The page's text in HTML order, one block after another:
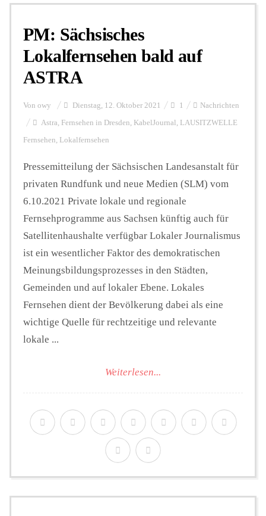
Personalien
FUNKTURM-Beiträge
Podcast
Seminare
Unterstützen
PM: Sächsisches
Lokalfernsehen bald auf
ASTRA
Von owy Dienstag, 12. Oktober 2021 1 Nachrichten
Astra, Fernsehen in Dresden, KabelJournal , LAUSITZWELLE
Fernsehen, Lokalfernsehen
Pressemitteilung der Sächsischen Landesanstalt für
privaten Rundfunk und neue Medien (SLM) vom
6.10.2021 Private lokale und regionale
Fernsehprogramme aus Sachsen künftig auch für
Satellitenhaushalte verfügbar Lokaler Journalismus
ist ein wesentlicher Faktor des demokratischen
Meinungsbildungsprozesses in den Städten,
Gemeinden und auf lokaler Ebene. Lokales
Fernsehen dient der Bevölkerung dabei als eine
wichtige Quelle für rechtzeitige und relevante
lokale ...
Weiterlesen...